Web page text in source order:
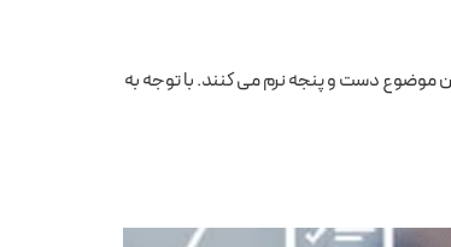
موضوع دست و پنجه نرم می کنند. با توجه به